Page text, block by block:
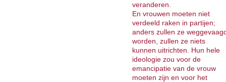
veranderen.
En vrouwen moeten niet
verdeeld raken in partijen;
anders zullen ze
worden, zullen ze niets
kunnen uitrichten. Hun hele
ideologie zou voor de
emancipatie van de vrouw
moeten zijn en voor het